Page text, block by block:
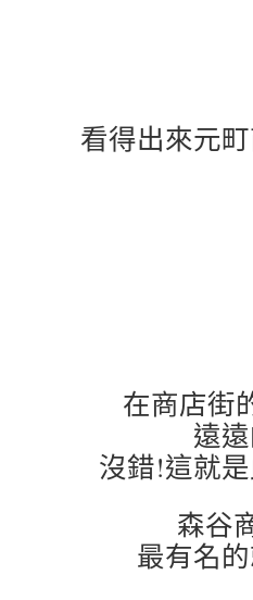
看得出來元
在商店街
遠
沒錯!這就
森谷
最有名